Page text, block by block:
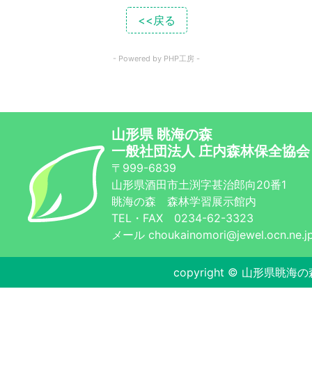
<<戻る
- Powered by PHP工房 -
山形県 眺海の森
一般社団法人 庄内森林保全協会
〒999-6839
山形県酒田市土渕字甚治郎向20番1
眺海の森 森林学習展示館内
TEL・FAX 0234-62-3323
メール
copyright © 山形県眺海の